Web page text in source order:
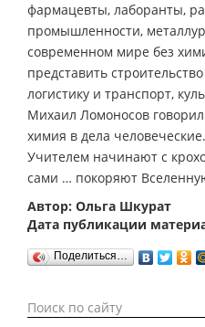
фармацевты, лаборанты,
промышленности,
современном мире без
представить
логистику и транспорт,
Михаил Ломоносов
химия в дела
Учителем начинают с
сами … покоряют
Автор: Ольга Шкурат
Дата публикации
Поделиться…